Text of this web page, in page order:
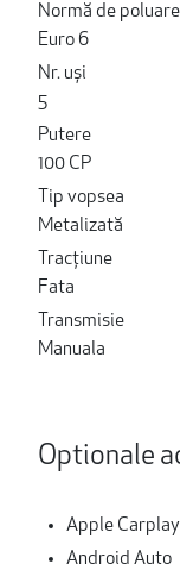
Normă de poluare
Euro 6
Nr. uși
5
Putere
100 CP
Tip vopsea
Metalizată
Tracțiune
Fata
Transmisie
Manuala
Optionale
Apple Carplay
Android Auto